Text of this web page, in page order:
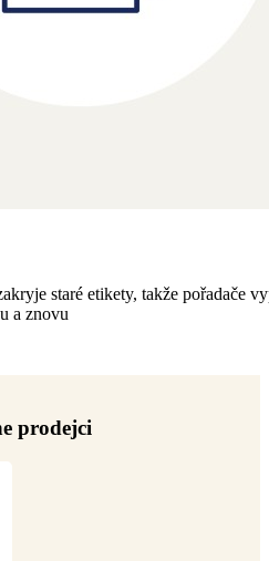
staré etikety, takže pořadače
a znovu
prodejci